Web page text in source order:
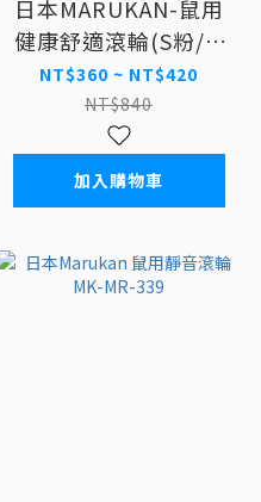
日本MARUKAN-鼠用
健康舒適滾輪(S粉/M
藍)
NT$360 ~ NT$420
NT$840
加入購物車